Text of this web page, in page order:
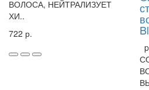
ВОЛОСА, НЕЙТРАЛИЗУЕТ
ХИ..
722 р.